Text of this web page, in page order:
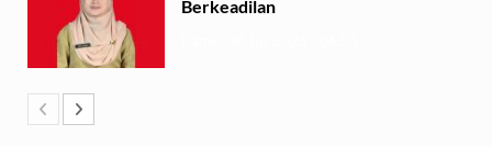
Berkeadilan